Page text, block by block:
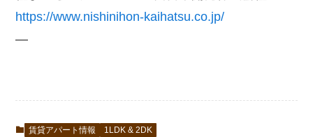
https://www.nishinihon-kaihatsu.co.jp/
—
賃貸アパート情報 1LDK & 2DK